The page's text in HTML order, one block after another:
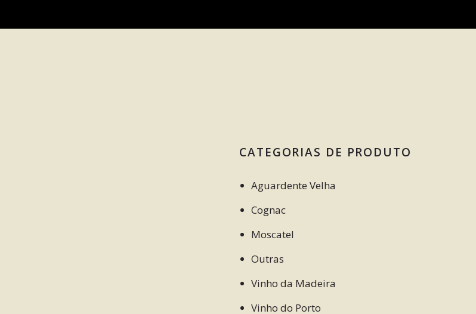
CATEGORIAS DE PRODUTO
Aguardente Velha
Cognac
Moscatel
Outras
Vinho da Madeira
Vinho do Porto